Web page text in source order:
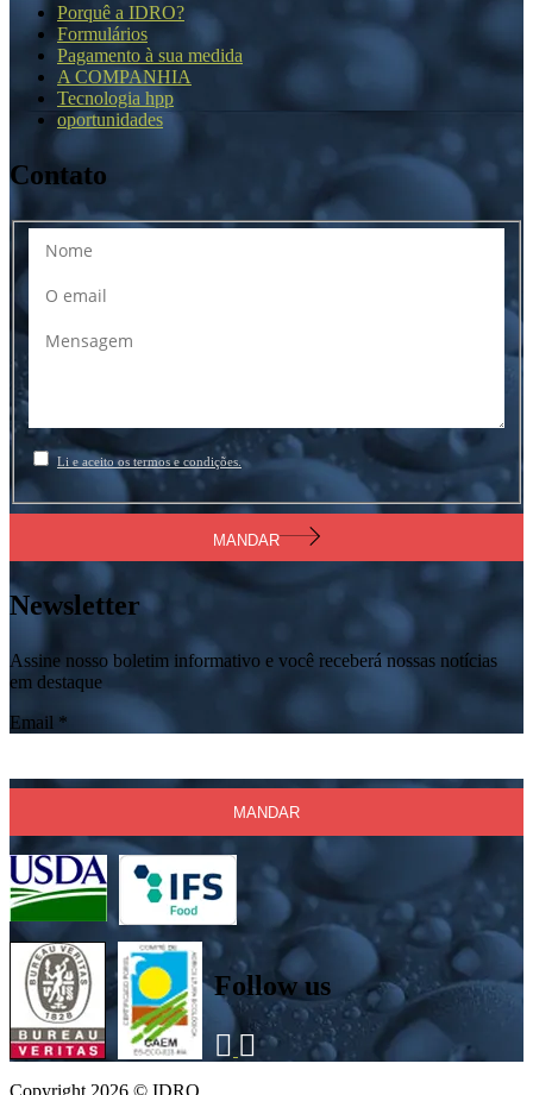
Porquê a IDRO?
Formulários
Pagamento à sua medida
A COMPANHIA
Tecnologia hpp
oportunidades
Contato
Li e aceito os termos e condições.
MANDAR
Newsletter
Assine nosso boletim informativo e você receberá nossas notícias
em destaque
Email *
Follow us